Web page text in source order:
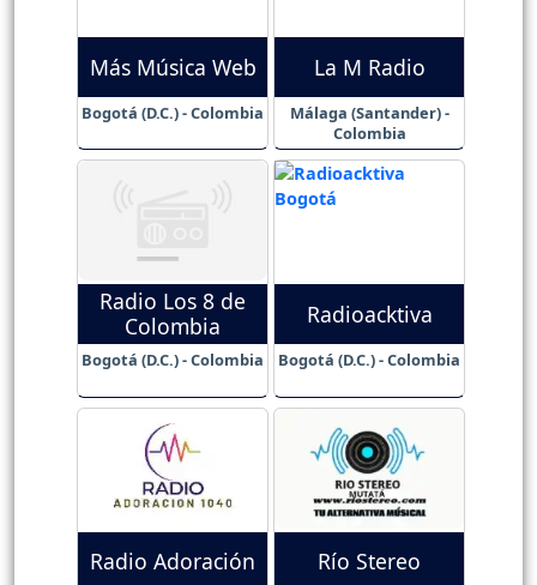
Más Música Web
Bogotá (D.C.) - Colombia
La M Radio
Málaga (Santander) -
Colombia
Radio Los 8 de
Colombia
Bogotá (D.C.) - Colombia
Radioacktiva
Bogotá (D.C.) - Colombia
Radio Adoración Río Stereo